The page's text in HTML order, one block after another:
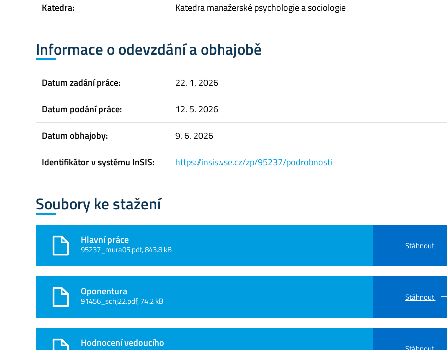
Katedra:
Katedra manažerské psychologie a sociologie
Informace o odevzdání a obhajobě
Datum zadání práce:
22. 1. 2026
Datum podání práce:
12. 5. 2026
Datum obhajoby:
9. 6. 2026
Identifikátor v systému InSIS:
https://insis.vse.cz/zp/95237/podrobnosti
Soubory ke stažení
Hlavní práce
95237_mura05.pdf, 843.8 kB Stáhnout
Oponentura
91456_schj22.pdf, 74.2 kB Stáhnout
Hodnocení vedoucího